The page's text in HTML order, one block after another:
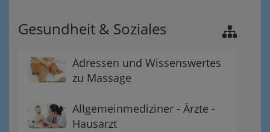
Gesundheit & Soziales
Adressen und Wissenswertes
zu Massage
Allgemeinmediziner - Ärzte -
Hausarzt